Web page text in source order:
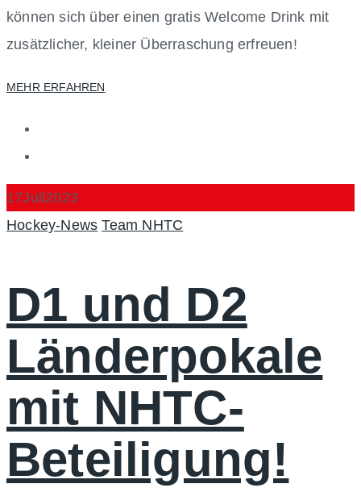
können sich über einen gratis Welcome Drink mit
zusätzlicher, kleiner Überraschung erfreuen!
MEHR ERFAHREN
17Juli2023
Categories
Hockey-News Author
Team NHTC
D1 und D2
Länderpokale
mit NHTC-
Beteiligung!